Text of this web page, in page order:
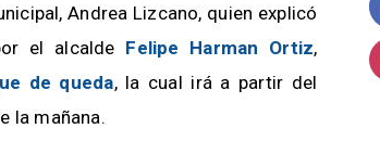
Andrea Lizcano, quien explicó
el alcalde Felipe Harman Ortiz,
de queda, la cual irá a partir del
la mañana.